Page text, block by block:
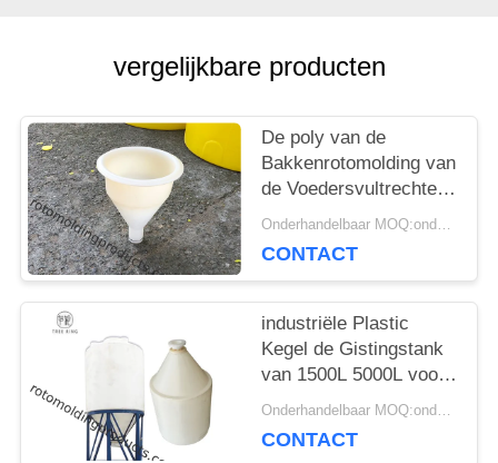
vergelijkbare producten
De poly van de
Bakkenrotomolding van
de Voedersvultrechter
van de de Producten
D300*H360 Mm
Onderhandelbaar MOQ:onderhandelingen
CONTACT
industriële Plastic
Kegel de Gistingstank
van 1500L 5000L voor
Wijn in Wit
Onderhandelbaar MOQ:onderhandelingen
CONTACT